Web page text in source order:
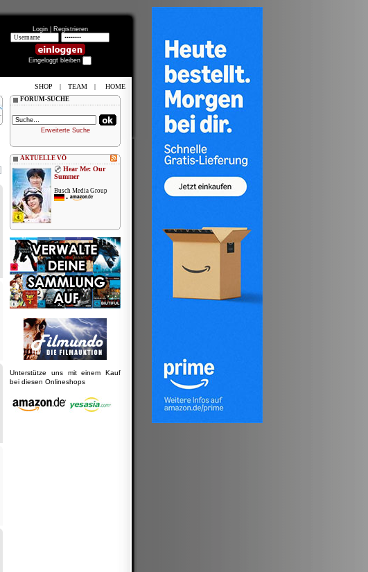
Login | Registrieren
Eingeloggt bleiben
FORUM-SUCHE
Erweiterte Suche
AKTUELLE VÖ
Hear Me: Our
Summer
Busch Media Group
•
Unterstütze uns mit einem Kauf
bei diesen Onlineshops
SHOP | TEAM | HOME